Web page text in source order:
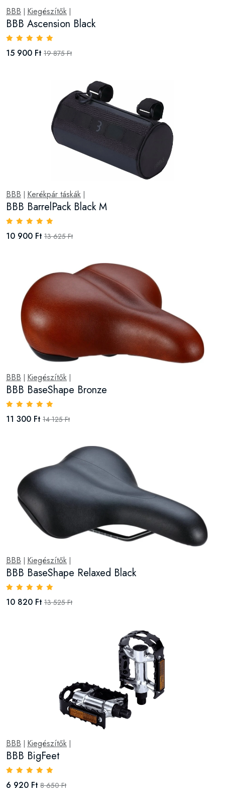
BBB Kiegészítők
BBB Ascension Black
15 900 Ft 19 875 Ft
BBB Kerékpár táskák
BBB BarrelPack Black M
10 900 Ft 13 625 Ft
BBB Kiegészítők
BBB BaseShape Bronze
11 300 Ft 14 125 Ft
BBB Kiegészítők
BBB BaseShape Relaxed Black
10 820 Ft 13 525 Ft
BBB Kiegészítők
BBB BigFeet
6 920 Ft 8 650 Ft